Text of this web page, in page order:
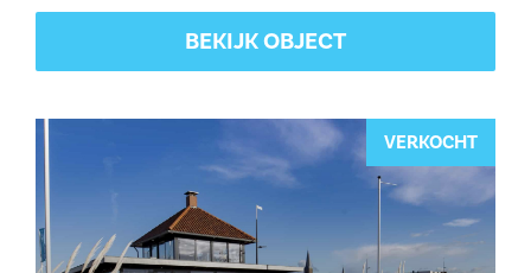
BEKIJK OBJECT
VERKOCHT